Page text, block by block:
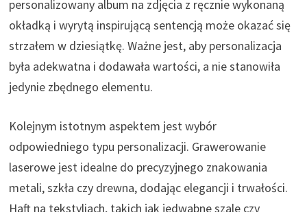
personalizowany album na zdjęcia z ręcznie wykonaną
okładką i wyrytą inspirującą sentencją może okazać się
strzałem w dziesiątkę. Ważne jest, aby personalizacja
była adekwatna i dodawała wartości, a nie stanowiła
jedynie zbędnego elementu.
Kolejnym istotnym aspektem jest wybór
odpowiedniego typu personalizacji. Grawerowanie
laserowe jest idealne do precyzyjnego znakowania
metali, szkła czy drewna, dodając elegancji i trwałości.
Haft na tekstyliach, takich jak jedwabne szale czy